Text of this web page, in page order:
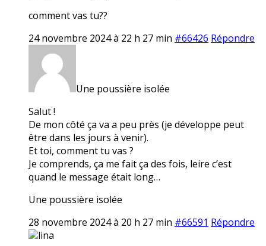
comment vas tu??
24 novembre 2024 à 22 h 27 min #66426 Répondre
Une poussière isolée
Salut !
De mon côté ça va a peu près (je développe peut
être dans les jours à venir).
Et toi, comment tu vas ?
Je comprends, ça me fait ça des fois, leire c’est
quand le message était long…
Une poussière isolée
28 novembre 2024 à 20 h 27 min #66591 Répondre
lina